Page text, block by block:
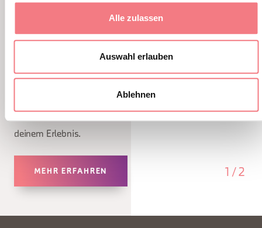
Alle zulassen
Auswahl erlauben
Ablehnen
Cortina Summer 2026
3. August - 3. September 2026 - Cortina
Die Königin der Dolomiten wird zum
deinem Erlebnis.
MEHR ERFAHREN 1 /2